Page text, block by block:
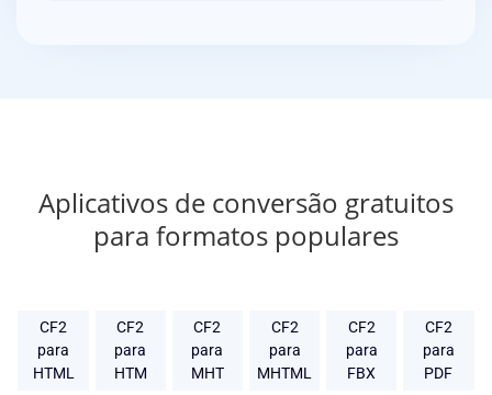
Aplicativos de conversão gratuitos
para formatos populares
CF2
para
HTML
CF2
para
HTM
CF2
para
MHT
CF2
para
MHTML
CF2
para
FBX
CF2
para
PDF